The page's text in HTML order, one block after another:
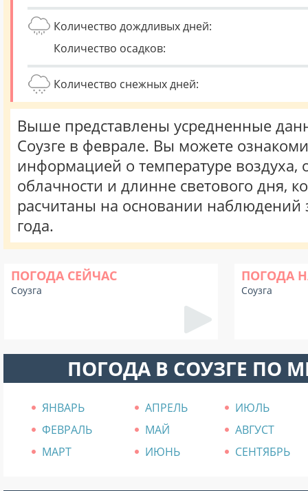
Количество дождливых дней:
Количество осадков:
Количество снежных дней:
Выше представлены усредненные
Соузге в феврале. Вы можете
информацией о температуре воздуха,
облачности и длинне светового дня,
расчитаны на основании наблюдений
года.
ПОГОДА СЕЙЧАС
Соузга
ПОГОДА
Соузга
ПОГОДА В СОУЗГЕ ПО
ЯНВАРЬ АПРЕЛЬ
ИЮЛЬ
ФЕВРАЛЬ
МАЙ
АВГУСТ
МАРТ
ИЮНЬ СЕНТЯБРЬ